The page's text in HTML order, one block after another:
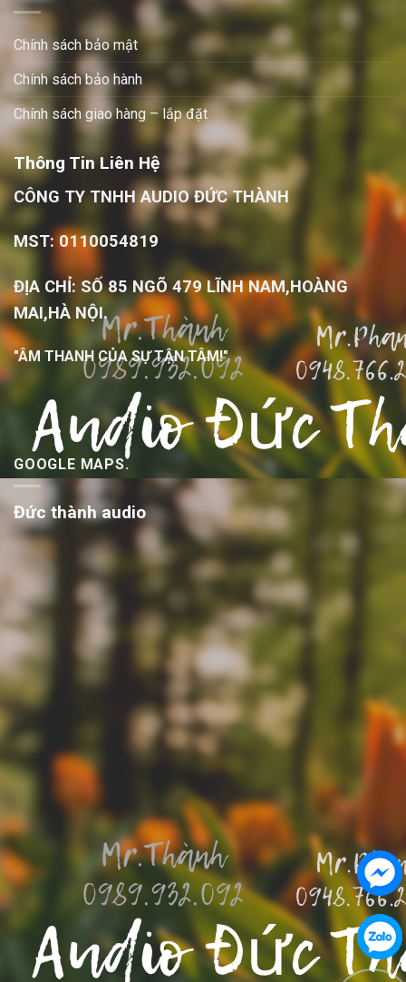
Chính sách bảo mật
Chính sách bảo hành
Chính sách giao hàng – lắp đặt
Thông Tin Liên Hệ
CÔNG TY TNHH AUDIO ĐỨC THÀNH
MST: 0110054819
ĐỊA CHỈ: SỐ 85 NGÕ 479 LĨNH NAM,HOÀNG
MAI,HÀ NỘI.
"ÂM THANH CỦA SỰ TẬN TÂM!"
GOOGLE MAPS.
Đức thành audio